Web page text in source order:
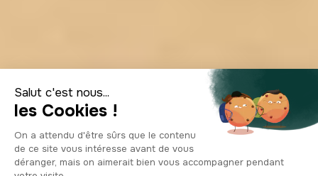
Les plus belles
plages autour de